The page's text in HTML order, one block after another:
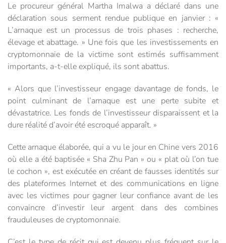
Le procureur général Martha Imalwa a déclaré dans une
déclaration sous serment rendue publique en janvier : «
L’arnaque est un processus de trois phases : recherche,
élevage et abattage. » Une fois que les investissements en
cryptomonnaie de la victime sont estimés suffisamment
importants, a-t-elle expliqué, ils sont abattus.
« Alors que l’investisseur engage davantage de fonds, le
point culminant de l’arnaque est une perte subite et
dévastatrice. Les fonds de l’investisseur disparaissent et la
dure réalité d’avoir été escroqué apparaît. »
Cette arnaque élaborée, qui a vu le jour en Chine vers 2016
où elle a été baptisée « Sha Zhu Pan » ou « plat où l’on tue
le cochon », est exécutée en créant de fausses identités sur
des plateformes Internet et des communications en ligne
avec les victimes pour gagner leur confiance avant de les
convaincre d’investir leur argent dans des combines
frauduleuses de cryptomonnaie.